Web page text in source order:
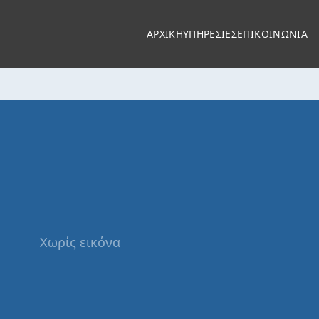
ΑΡΧΙΚΗΥΠΗΡΕΣΙΕΣΕΠΙΚΟΙΝΩΝΙΑ
Χωρίς εικόνα